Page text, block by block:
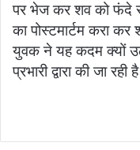
पर भेज कर शव को फंदे से
का पोस्टमार्टम करा
युवक ने यह कदम क्यों
प्रभारी द्वारा की जा रही है